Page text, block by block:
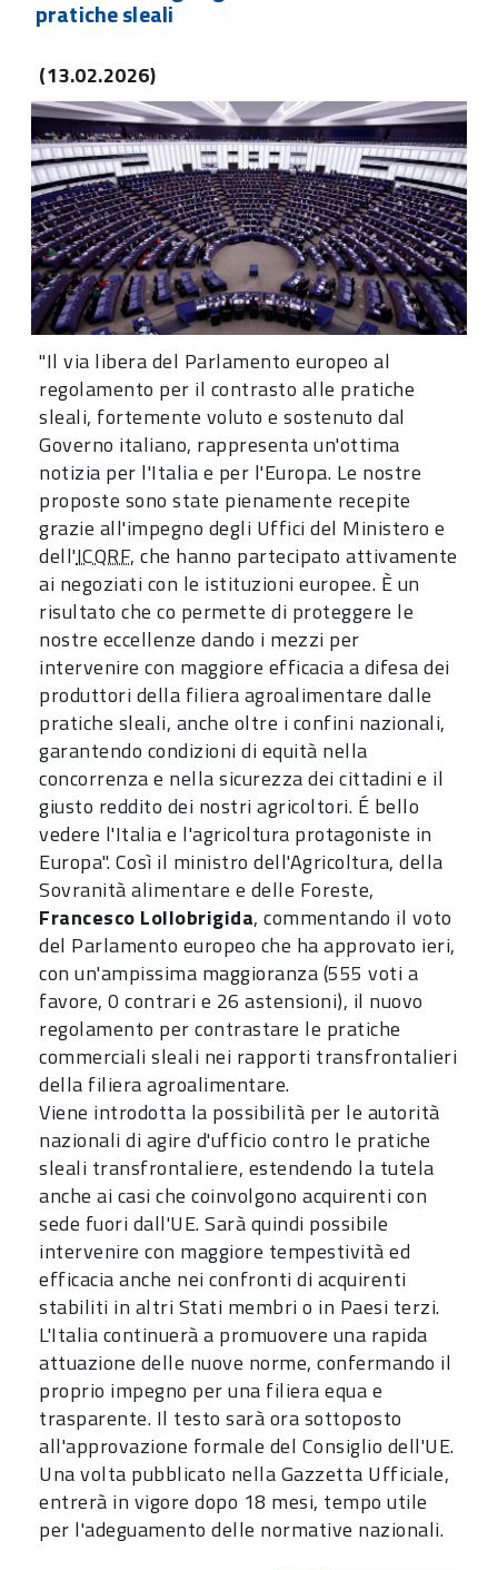
pratiche sleali
(13.02.2026)
"Il via libera del Parlamento europeo al
regolamento per il contrasto alle pratiche
sleali, fortemente voluto e sostenuto dal
Governo italiano, rappresenta un'ottima
notizia per l'Italia e per l'Europa. Le nostre
proposte sono state pienamente recepite
grazie all'impegno degli Uffici del Ministero e
dell'ICQRF, che hanno partecipato attivamente
ai negoziati con le istituzioni europee. È un
risultato che co permette di proteggere le
nostre eccellenze dando i mezzi per
intervenire con maggiore efficacia a difesa dei
produttori della filiera agroalimentare dalle
pratiche sleali, anche oltre i confini nazionali,
garantendo condizioni di equità nella
concorrenza e nella sicurezza dei cittadini e il
giusto reddito dei nostri agricoltori. É bello
vedere l'Italia e l'agricoltura protagoniste in
Europa". Così il ministro dell'Agricoltura, della
Sovranità alimentare e delle Foreste,
Francesco Lollobrigida, commentando il voto
del Parlamento europeo che ha approvato ieri,
con un'ampissima maggioranza (555 voti a
favore, 0 contrari e 26 astensioni), il nuovo
regolamento per contrastare le pratiche
commerciali sleali nei rapporti transfrontalieri
della filiera agroalimentare.
Viene introdotta la possibilità per le autorità
nazionali di agire d'ufficio contro le pratiche
sleali transfrontaliere, estendendo la tutela
anche ai casi che coinvolgono acquirenti con
sede fuori dall'UE. Sarà quindi possibile
intervenire con maggiore tempestività ed
efficacia anche nei confronti di acquirenti
stabiliti in altri Stati membri o in Paesi terzi.
L'Italia continuerà a promuovere una rapida
attuazione delle nuove norme, confermando il
proprio impegno per una filiera equa e
trasparente. Il testo sarà ora sottoposto
all'approvazione formale del Consiglio dell'UE.
Una volta pubblicato nella Gazzetta Ufficiale,
entrerà in vigore dopo 18 mesi, tempo utile
per l'adeguamento delle normative nazionali.